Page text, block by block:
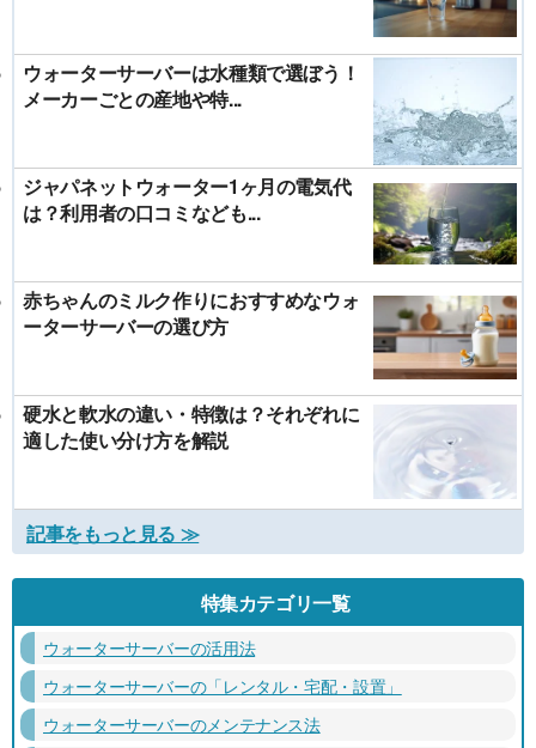
ウォーターサーバーは水種類で選ぼう！
メーカーごとの産地や特...
ジャパネットウォーター1ヶ月の電気代
は？利用者の口コミなども...
赤ちゃんのミルク作りにおすすめなウォ
ーターサーバーの選び方
硬水と軟水の違い・特徴は？それぞれに
適した使い分け方を解説
記事をもっと見る ≫
特集カテゴリ一覧
ウォーターサーバーの活用法
ウォーターサーバーの「レンタル・宅配・設置」
ウォーターサーバーのメンテナンス法